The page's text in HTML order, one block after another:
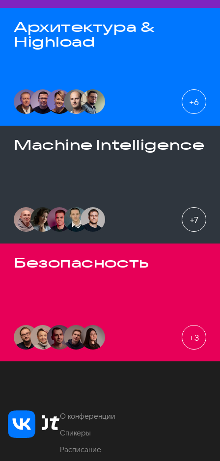
Архитектура &
Highload
+6
Machine Intelligence
+7
Безопасность
+3
О конференции
Спикеры
Расписание